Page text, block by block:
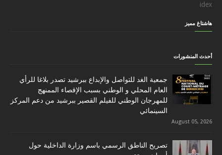
idex
هاشتاغ مميز
أحدث المنشورات
جمعية الغد للتواصل والإبداع ببرشيد تصدر بلاغا للرأي
العام المحلي و الوطني بسبب الإقصاء الممنهج
للمهرجان الوطني للفيلم القصير ببرشيد من دعم المركز
السينمائي
August 05, 2026
تصريح الناطق الرسمي باسم وزارة الداخلية حول